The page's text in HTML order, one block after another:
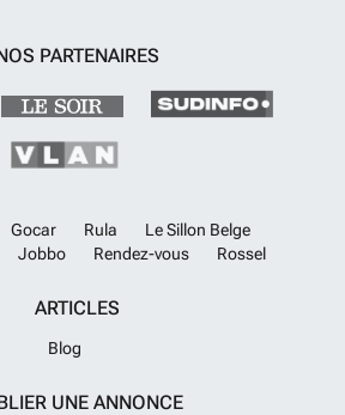
N’attendez plus pour découvrir cette
ou obtenir davantage d’informations sur cette
moderne et environnement idyllique.En
PARTENAIRES
Gocar Rula
Le Sillon Belge
Jobbo Rendez-vous Rossel
ARTICLES
Blog
UNE ANNONCE